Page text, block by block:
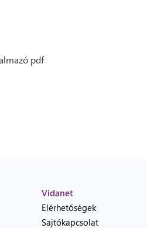
pdf
Vidanet
Elérhetőségek
Sajtókapcsolat